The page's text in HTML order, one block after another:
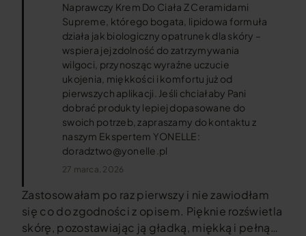
Naprawczy Krem Do Ciała Z Ceramidami
Supreme, którego bogata, lipidowa formuła
działa jak biologiczny opatrunek dla skóry –
wspiera jej zdolność do zatrzymywania
wilgoci, przynosząc wyraźne uczucie
ukojenia, miękkości i komfortu już od
pierwszych aplikacji. Jeśli chciałaby Pani
dobrać produkty lepiej dopasowane do
swoich potrzeb, zapraszamy do kontaktu z
naszym Ekspertem YONELLE:
doradztwo@yonelle.pl
27 marca, 2026
Zastosowałam po raz pierwszy i nie zawiodłam
się co do zgodności z opisem. Pięknie rozświetla
skórę, pozostawiając ją gładką, miękką i pełną